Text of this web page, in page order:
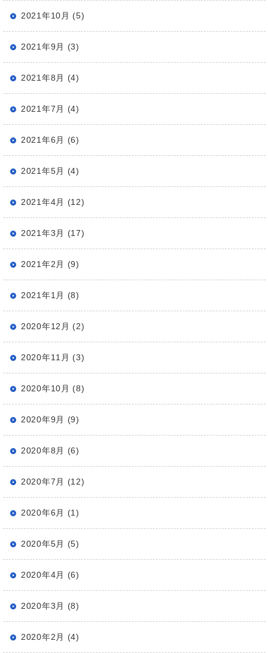
2021年10月 (5)
2021年9月 (3)
2021年8月 (4)
2021年7月 (4)
2021年6月 (6)
2021年5月 (4)
2021年4月 (12)
2021年3月 (17)
2021年2月 (9)
2021年1月 (8)
2020年12月 (2)
2020年11月 (3)
2020年10月 (8)
2020年9月 (9)
2020年8月 (6)
2020年7月 (12)
2020年6月 (1)
2020年5月 (5)
2020年4月 (6)
2020年3月 (8)
2020年2月 (4)